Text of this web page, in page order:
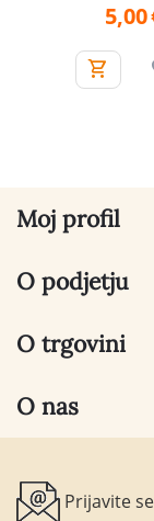
5,00
Moj profil
O podjetju
O trgovini
O nas
Prijavite